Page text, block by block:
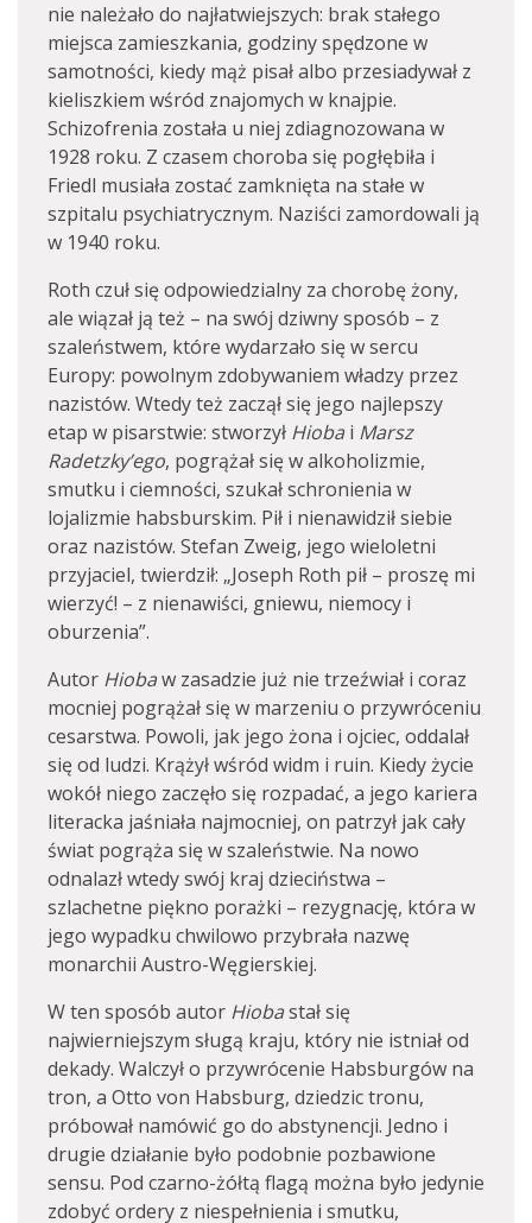
nie należało do najłatwiejszych: brak stałego
miejsca zamieszkania, godziny spędzone w
samotności, kiedy mąż pisał albo przesiadywał z
kieliszkiem wśród znajomych w knajpie.
Schizofrenia została u niej zdiagnozowana w
1928 roku. Z czasem choroba się pogłębiła i
Friedl musiała zostać zamknięta na stałe w
szpitalu psychiatrycznym. Naziści zamordowali ją
w 1940 roku.
Roth czuł się odpowiedzialny za chorobę żony,
ale wiązał ją też – na swój dziwny sposób – z
szaleństwem, które wydarzało się w sercu
Europy: powolnym zdobywaniem władzy przez
nazistów. Wtedy też zaczął się jego najlepszy
etap w pisarstwie: stworzył Hioba i Marsz
Radetzky’ego, pogrążał się w alkoholizmie,
smutku i ciemności, szukał schronienia w
lojalizmie habsburskim. Pił i nienawidził siebie
oraz nazistów. Stefan Zweig, jego wieloletni
przyjaciel, twierdził: „Joseph Roth pił – proszę mi
wierzyć! – z nienawiści, gniewu, niemocy i
oburzenia”.
Autor Hiobaw zasadzie już nie trzeźwiał i coraz
mocniej pogrążał się w marzeniu o przywróceniu
cesarstwa. Powoli, jak jego żona i ojciec, oddalał
się od ludzi. Krążył wśród widm i ruin. Kiedy życie
wokół niego zaczęło się rozpadać, a jego kariera
literacka jaśniała najmocniej, on patrzył jak cały
świat pogrąża się w szaleństwie. Na nowo
odnalazł wtedy swój kraj dzieciństwa –
szlachetne piękno porażki – rezygnację, która w
jego wypadku chwilowo przybrała nazwę
monarchii Austro-Węgierskiej.
W ten sposób autor Hiobastał się
najwierniejszym sługą kraju, który nie istniał od
dekady. Walczył o przywrócenie Habsburgów na
tron, a Otto von Habsburg, dziedzic tronu,
próbował namówić go do abstynencji. Jedno i
drugie działanie było podobnie pozbawione
sensu. Pod czarno-żółtą flagą można było jedynie
zdobyć ordery z niespełnienia i smutku,